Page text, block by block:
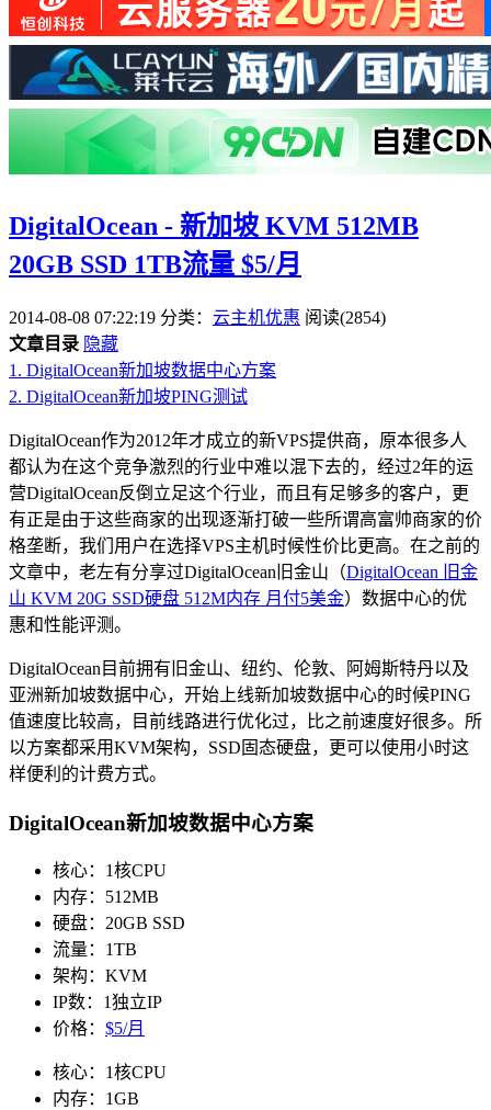
DigitalOcean - 新加坡 KVM 512MB
20GB SSD 1TB流量 $5/月
2014-08-08 07:22:19 分类： 云主机优惠 阅读(2854)
文章目录 隐藏
1. DigitalOcean新加坡数据中心方案
2. DigitalOcean新加坡PING测试
DigitalOcean作为2012年才成立的新VPS提供商，原本很多人
都认为在这个竞争激烈的行业中难以混下去的，经过2年的运
营DigitalOcean反倒立足这个行业，而且有足够多的客户，更
有正是由于这些商家的出现逐渐打破一些所谓高富帅商家的价
格垄断，我们用户在选择VPS主机时候性价比更高。在之前的
文章中，老左有分享过DigitalOcean旧金山（DigitalOcean 旧金
山 KVM 20G SSD硬盘 512M内存 月付5美金）数据中心的优
惠和性能评测。
DigitalOcean目前拥有旧金山、纽约、伦敦、阿姆斯特丹以及
亚洲新加坡数据中心，开始上线新加坡数据中心的时候PING
值速度比较高，目前线路进行优化过，比之前速度好很多。所
以方案都采用KVM架构，SSD固态硬盘，更可以使用小时这
样便利的计费方式。
DigitalOcean新加坡数据中心方案
核心：1核CPU
内存：512MB
硬盘：20GB SSD
流量：1TB
架构：KVM
IP数：1独立IP
价格： $5/月
核心：1核CPU
内存：1GB